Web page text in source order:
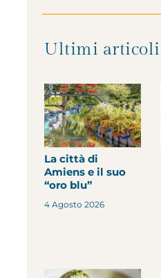
Ultimi articoli
La città di
Amiens e il suo
“oro blu”
4 Agosto 2026